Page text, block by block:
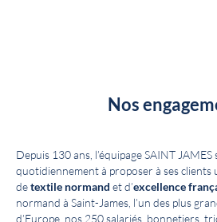
Nos
Depuis 130 ans, l’équipage SAINT JAMES
quotidiennement à proposer à ses clients
detextile normand et d’excellence
normand à Saint-James, l’un des plus
d’Europe, nos 250 salariés, bonnetiers,